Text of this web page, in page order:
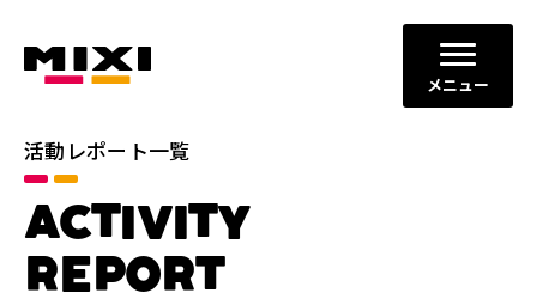
メニュー
活動レポート一覧
ACTIVITY
REPORT
カテゴリ
すべて
イノベーションの促進